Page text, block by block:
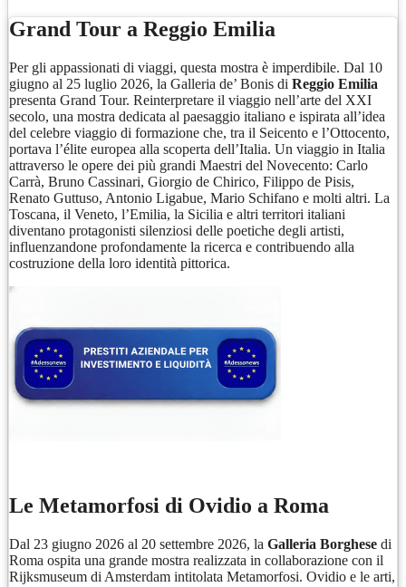
Grand Tour a Reggio Emilia
Per gli appassionati di viaggi, questa mostra è imperdibile. Dal 10
giugno al 25 luglio 2026, la Galleria de’ Bonis di Reggio Emilia
presenta Grand Tour. Reinterpretare il viaggio nell’arte del XXI
secolo, una mostra dedicata al paesaggio italiano e ispirata all’idea
del celebre viaggio di formazione che, tra il Seicento e l’Ottocento,
portava l’élite europea alla scoperta dell’Italia. Un viaggio in Italia
attraverso le opere dei più grandi Maestri del Novecento: Carlo
Carrà, Bruno Cassinari, Giorgio de Chirico, Filippo de Pisis,
Renato Guttuso, Antonio Ligabue, Mario Schifano e molti altri. La
Toscana, il Veneto, l’Emilia, la Sicilia e altri territori italiani
diventano protagonisti silenziosi delle poetiche degli artisti,
influenzandone profondamente la ricerca e contribuendo alla
costruzione della loro identità pittorica.
Le Metamorfosi di Ovidio a Roma
Dal 23 giugno 2026 al 20 settembre 2026, la Galleria Borghese di
Roma ospita una grande mostra realizzata in collaborazione con il
Rijksmuseum di Amsterdam intitolata Metamorfosi. Ovidio e le arti,